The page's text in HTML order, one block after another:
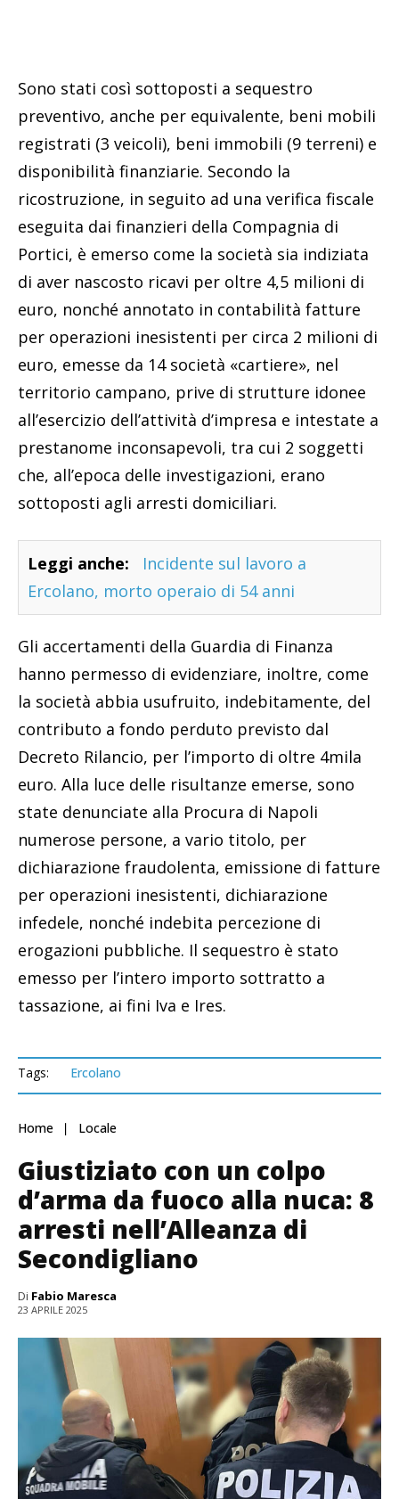
Sono stati così sottoposti a sequestro
preventivo, anche per equivalente, beni mobili
registrati (3 veicoli), beni immobili (9 terreni) e
disponibilità finanziarie. Secondo la
ricostruzione, in seguito ad una verifica fiscale
eseguita dai finanzieri della Compagnia di
Portici, è emerso come la società sia indiziata
di aver nascosto ricavi per oltre 4,5 milioni di
euro, nonché annotato in contabilità fatture
per operazioni inesistenti per circa 2 milioni di
euro, emesse da 14 società «cartiere», nel
territorio campano, prive di strutture idonee
all’esercizio dell’attività d’impresa e intestate a
prestanome inconsapevoli, tra cui 2 soggetti
che, all’epoca delle investigazioni, erano
sottoposti agli arresti domiciliari.
Leggi anche:
Incidente sul lavoro a
Ercolano, morto operaio di 54 anni
Gli accertamenti della Guardia di Finanza
hanno permesso di evidenziare, inoltre, come
la società abbia usufruito, indebitamente, del
contributo a fondo perduto previsto dal
Decreto Rilancio, per l’importo di oltre 4mila
euro. Alla luce delle risultanze emerse, sono
state denunciate alla Procura di Napoli
numerose persone, a vario titolo, per
dichiarazione fraudolenta, emissione di fatture
per operazioni inesistenti, dichiarazione
infedele, nonché indebita percezione di
erogazioni pubbliche. Il sequestro è stato
emesso per l’intero importo sottratto a
tassazione, ai fini Iva e Ires.
Tags: Ercolano
Home Locale
Giustiziato con un colpo
d’arma da fuoco alla nuca: 8
arresti nell’Alleanza di
Secondigliano
Di Fabio Maresca
23 APRILE 2025